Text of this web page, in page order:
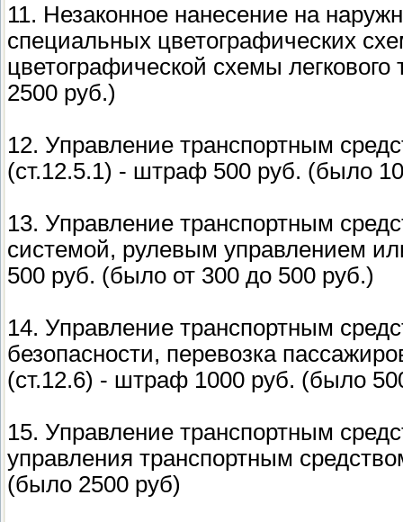
11. Незаконное нанесение на
специальных цветографических
цветографической схемы
2500 руб.)
12. Управление транспортным
(ст.12.5.1) - штраф 500 руб. (было
13. Управление транспортным
системой, рулевым управлением
500 руб. (было от 300 до 500 руб.)
14. Управление транспортным
безопасности, перевозка
(ст.12.6) - штраф 1000 руб. (было
15. Управление транспортным
управления транспортным
(было 2500 руб)